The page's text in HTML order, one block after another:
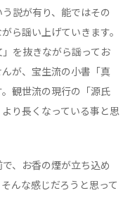
説が有り、能ではその
ら謡い上げていきます。
を抜きながら謡ってお
が、宝生流の小書「真
観世流の現行の「源氏
り長くなっている事と思
、お香の煙が立ち込め
んな感じだろうと思って